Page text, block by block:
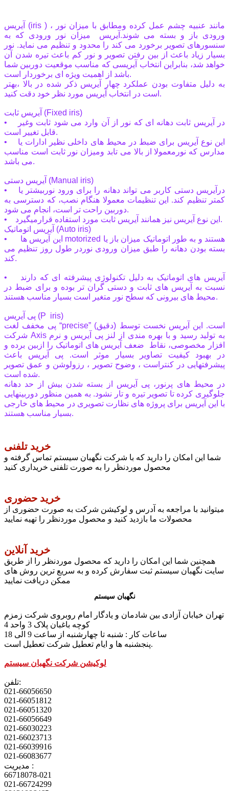
آیریس (iris ) مانند عنبیه چشم عمل کرده ومطابق با میزان نور ،
ورودی باز و بسته می شوند.آیریس میزان نور ورودی که به
سنسورهای تصویر برخورد می کند را محدود و تنظیم می نماید. نور
بسیار زیاد باعث از بین رفتن تصویر و نور کم باعث تیره شدن آن
خواهد شد، بنابراین انتخاب آیریسی که مناسب موقعیت دوربین شما
باشد از اهمیت ویژه ای برخوردار است.
به دلیل متفاوت بودن عملکرد چهار آیریس ذکر شده در بالا ،بهتر
است در انتخاب آیریس مورد نظر خود دقت کنید.
آیریس ثابت (Fixed iris)
• در آیریس ثابت دهانه ای که نور از آن وارد می شود ثابت وغیر
قابل تغییر است.
• این نوع آیریس برای ضبط در محیط های داخلی نظیر ادارات یا
مدارس که نورمعمولا از بالا می تابد ومیزان نور ثابت است مناسب
می باشد.
آیریس دستی (Manual iris)
• درآیریس دستی کاربر می تواند دهانه را برای ورود نوربیشتر یا
کمتر تنظیم کند. این تنظیمات معمولا هنگام نصب، که دسترسی به
دوربین راحت تر است، انجام می شود.
• این نوع آیریس نیز همانند آیریس ثابت مورد استفاده قرارمیگیرد.
آیریس اتوماتیک (Auto iris)
• این آیریس ها motorized هستند و به طور اتوماتیک میزان باز یا
بسته بودن دهانه را طبق میزان ورودی نوردر طول روز تنظیم می
کند.
• آیریس های اتوماتیک به دلیل تکنولوژی پیشرفته ای که دارند
نسبت به آیریس های ثابت و دستی گران تر بوده و برای ضبط در
محیط های بیرونی که سطح نور متغیر است بسیار مناسب هستند.
پی آیریس (P iris)
پی مخفف لغت “precise” (دقیق) است. این آیریس نخست توسط
شرکت Axis به تولید رسید و با بهره مندی از لنز پی آیریس و نرم
افزار مخصوصی، نقاط ضعف آیریس های اتوماتیک را ازبین برده و
در بهبود کیفیت تصاویر بسیار موثر است. پی آیریس باعث
پیشرفتهایی در کنتراست ، وضوح تصویر ، رزولوشن و عمق تصویر
شده است.
در محیط های پرنور، پی آیریس از بسته شدن بیش از حد دهانه
جلوگیری کرده تا تصویر تیره و تار نشود. به همین منظور دوربینهایی
با این آیریس برای پروژه های نظارت تصویری در محیط های خارجی
بسیار مناسب هستند.
خرید تلفنی
شما این امکان را دارید که با شرکت نگهبان سیستم تماس گرفته و
محصول موردنظر را به صورت تلفنی خریداری کنید
خرید حضوری
میتوانید با مراجعه به آدرس و لوکیشن شرکت به صورت حضوری از
محصولات ما بازدید کنید و محصول موردنظر را تهیه نمایید
خرید آنلاین
همچنین شما این امکان را دارید که محصول موردنظر را از طریق
سایت نگهبان سیستم ثبت سفارش کرده و به سریع ترین روش های
ممکن دریافت نمایید
نگهبان سیستم
تهران خیابان آزادی بین شادمان و یادگار امام روبروی شرکت زمزم
کوچه باغبان پلاک 3 واحد 4
پنجشنبه ها و ایام تعطیل شرکت تعطیل است.
لوکیشن شرکت نگهبان سیستم
تلفن:
021-66056650
021-66051812
021-66051320
021-66056649
021-66030223
021-66023713
021-66039916
021-66083677
مدیریت :
66718078-021
021-66724299